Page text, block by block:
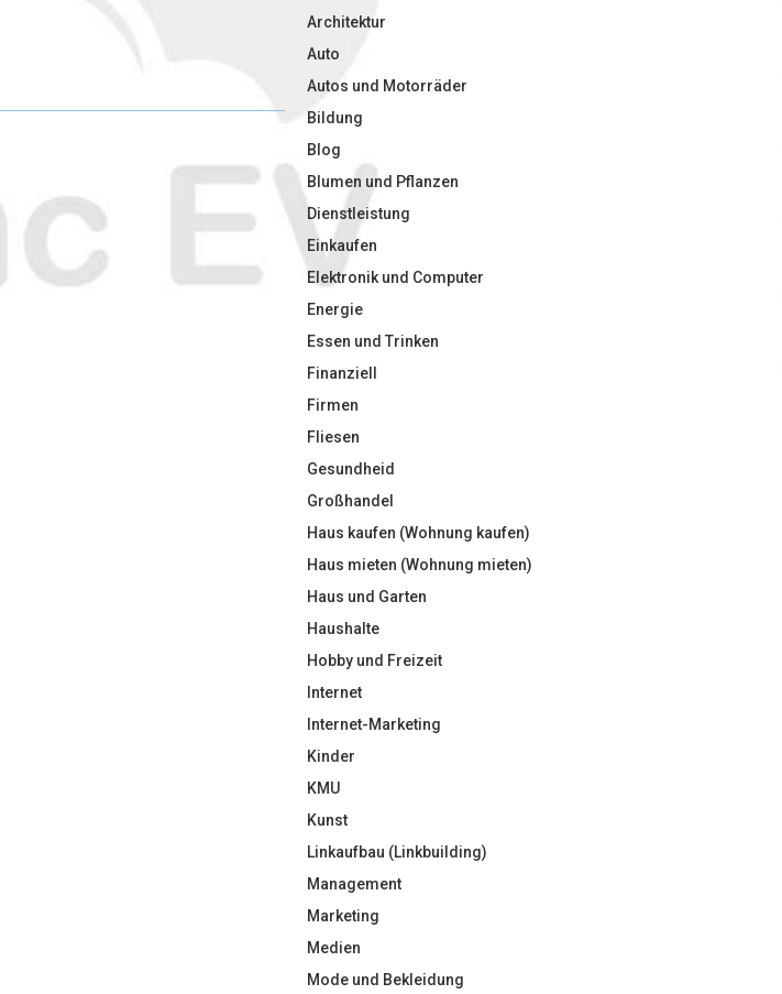
Architektur
Auto
Autos und Motorräder
Bildung
Blog
Blumen und Pflanzen
Dienstleistung
Einkaufen
Elektronik und Computer
Energie
Essen und Trinken
Finanziell
Firmen
Fliesen
Gesundheid
Großhandel
Haus kaufen (Wohnung kaufen)
Haus mieten (Wohnung mieten)
Haus und Garten
Haushalte
Hobby und Freizeit
Internet
Internet-Marketing
Kinder
KMU
Kunst
Linkaufbau (Linkbuilding)
Management
Marketing
Medien
Mode und Bekleidung